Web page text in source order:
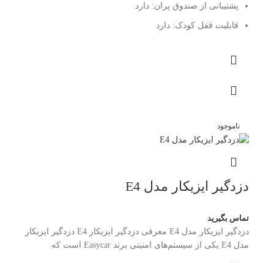
پشتیبانی از صندوق پران: دارد
قابلیت قفل کودک: دارد
ناموجود
دزدگیر ایزیکار مدل E4
تماس بگیرید
دزدگیر ایزیکار مدل E4 معرفی دزدگیر ایزیکار E4 دزدگیر ایزیکار
مدل E4 یکی از سیستم‌های امنیتی برند Easycar است که